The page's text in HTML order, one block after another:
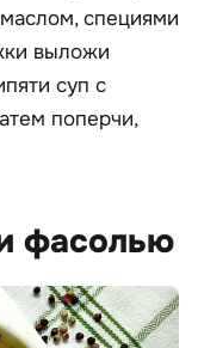
специями
выложи
суп с
поперчи,
фасолью